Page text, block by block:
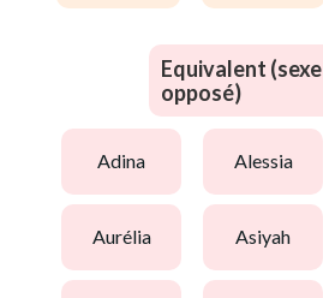
Equivalent (sexe
opposé)
adina alessia
aurélia asiyah